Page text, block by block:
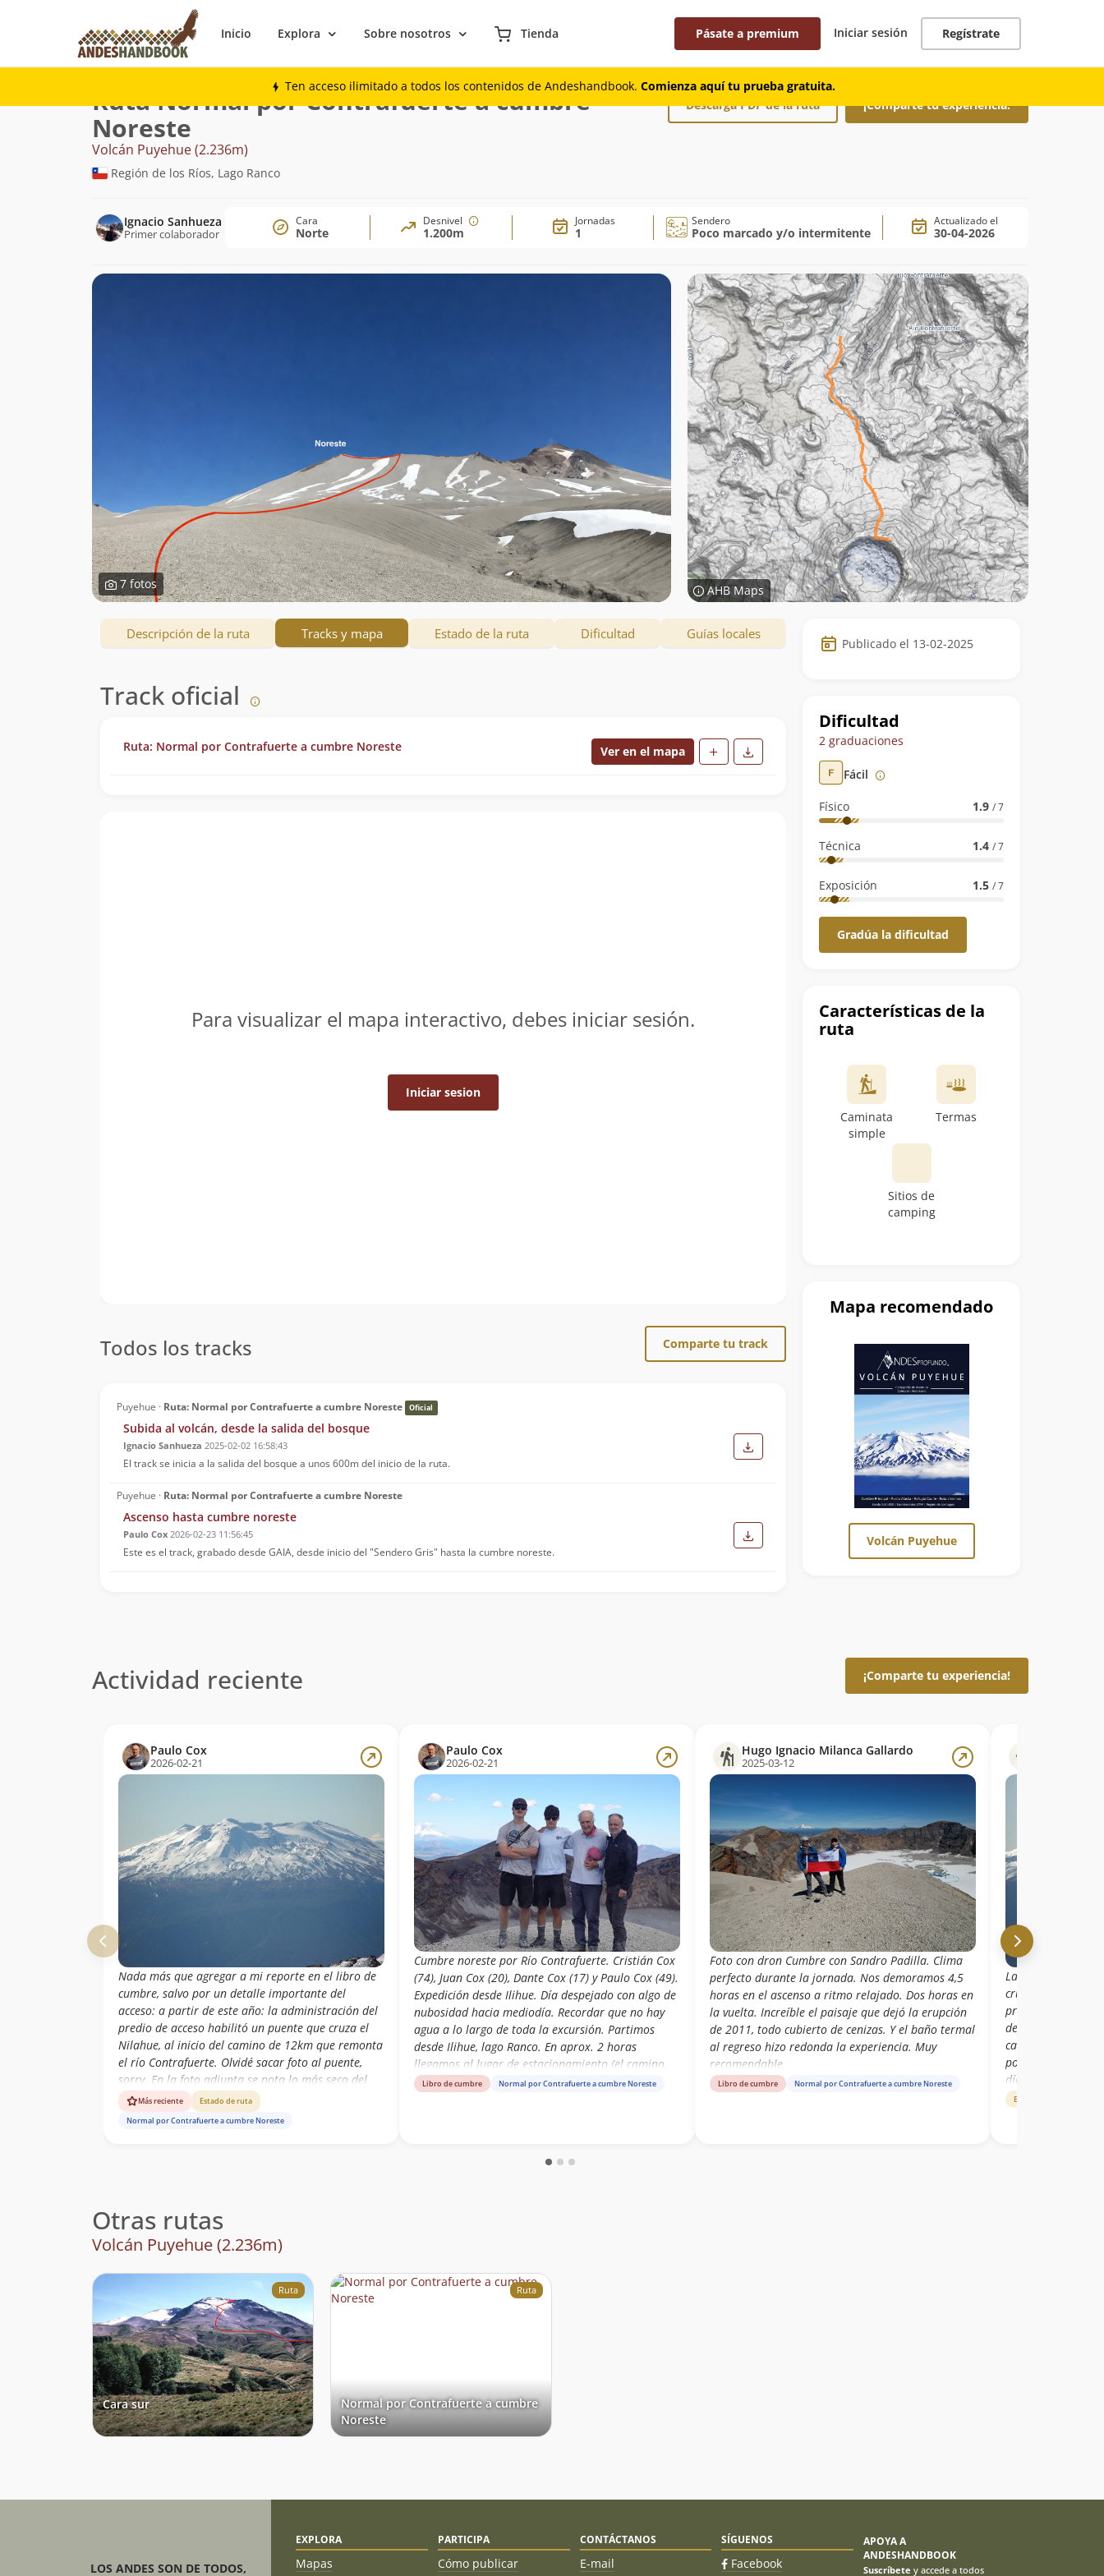
Inicio Explora Sobre nosotros Tienda Pásate a premium Iniciar sesión Regístrate
Ten acceso ilimitado a todos los contenidos de Andeshandbook. Comienza aquí tu prueba gratuita.
Montaña
Ruta Normal por Contrafuerte a cumbre
Noreste
Volcán Puyehue (2.236m)
Región de los Ríos, Lago Ranco
Descarga PDF de la ruta ¡Comparte tu experiencia!
Ignacio Sanhueza
Primer colaborador
Cara
Norte
Desnivel
1.200m
Jornadas
1
Sendero
Poco marcado y/o intermitente
Actualizado el
30-04-2026
7 fotos AHB Maps
Datos
de
ruta
Publicado el 13-02-2025
Dificultad
2 graduaciones
Fácil
Físico 1.9 / 7
Técnica 1.4 / 7
Exposición 1.5 / 7
Gradúa la dificultad
Características de la
ruta
Caminata
simple
Termas
Sitios de
camping
Mapa recomendado
Volcán Puyehue
Descripción de la ruta Tracks y mapa Estado de la ruta Dificultad Guías locales
Track oficial
Ruta: Normal por Contrafuerte a cumbre Noreste Ver en el mapa
Para visualizar el mapa interactivo, debes iniciar sesión.
Iniciar sesion
Todos los tracks Comparte tu track
Puyehue · Ruta: Normal por Contrafuerte a cumbre Noreste Oficial
Subida al volcán, desde la salida del bosque
Ignacio Sanhueza 2025-02-02 16:58:43
El track se inicia a la salida del bosque a unos 600m del inicio de la ruta.
Puyehue · Ruta: Normal por Contrafuerte a cumbre Noreste
Ascenso hasta cumbre noreste
Paulo Cox 2026-02-23 11:56:45
Este es el track, grabado desde GAIA, desde inicio del "Sendero Gris" hasta la cumbre noreste.
Actividad reciente ¡Comparte tu experiencia!
Paulo Cox
2026-02-21
Nada más que agregar a mi reporte en el libro de
cumbre, salvo por un detalle importante del
acceso: a partir de este año: la administración del
predio de acceso habilitó un puente que cruza el
Nilahue, al inicio del camino de 12km que remonta
el río Contrafuerte. Olvidé sacar foto al puente,
sorry. En la foto adjunta se nota lo más seco del
volcán este verano. El nevero que suele acompañar
al espolón de cumbre casi desaparece este año.
Más reciente
Estado de ruta
Normal por Contrafuerte a cumbre Noreste
Paulo Cox
2026-02-21
Cumbre noreste por Río Contrafuerte. Cristián Cox
(74), Juan Cox (20), Dante Cox (17) y Paulo Cox (49).
Expedición desde Ilihue. Día despejado con algo de
nubosidad hacia mediodía. Recordar que no hay
agua a lo largo de toda la excursión. Partimos
desde Ilihue, lago Ranco. En aprox. 2 horas
llegamos al lugar de estacionamiento (el camino,
de unos 12km, es más o menos). Demoramos 3 hrs
llegaron al filo somital (cumbre norte, la más baja
Libro de cumbre Normal por Contrafuerte a cumbre Noreste
Hugo Ignacio Milanca Gallardo
2025-03-12
Foto con dron Cumbre con Sandro Padilla. Clima
perfecto durante la jornada. Nos demoramos 4,5
horas en el ascenso a ritmo relajado. Dos horas en
la vuelta. Increíble el paisaje que dejó la erupción
de 2011, todo cubierto de cenizas. Y el baño termal
al regreso hizo redonda la experiencia. Muy
recomendable.
Libro de cumbre Normal por Contrafuerte a cumbre Noreste
La ruta vehicular
cruce del rio creo
prudente, ideal es
del suelo, y 4x4
caminata es
porque el suelo
días previos borra
Estado de ruta
Otras rutas
Volcán Puyehue (2.236m)
Ruta
Cara sur
Ruta
Normal por Contrafuerte a cumbre
Noreste
LOS ANDES SON DE TODOS,
EXPLORA
Mapas
PARTICIPA
Cómo publicar
CONTÁCTANOS
E-mail
SÍGUENOS
Facebook
APOYA A
ANDESHANDBOOK
Suscríbete y accede a todos